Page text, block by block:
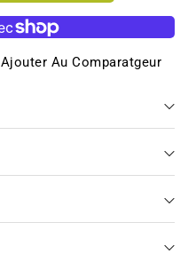
Ajouter Au Comparatgeur